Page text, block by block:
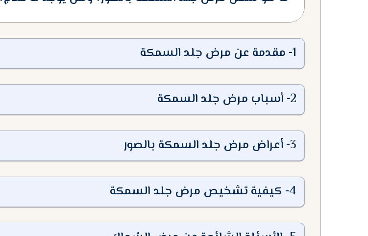
1
- مقدمة عن مرض جلد السمكة
2
-أسباب مرض جلد السمكة
3
-أعراض مرض جلد السمكة بالصور
4
- كيفية تشخيص مرض جلد السمكة